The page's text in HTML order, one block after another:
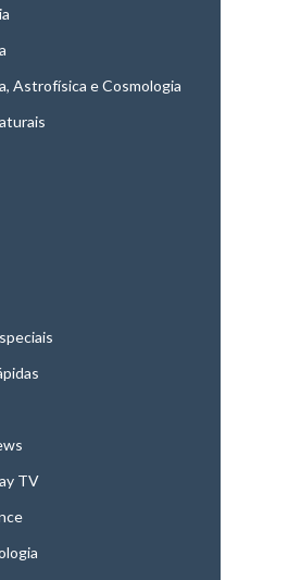
Astrofísica e Cosmologia
TV